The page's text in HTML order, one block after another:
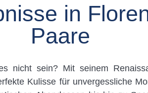
in
Paare
nicht sein? Mit seinem
Kulisse für unvergessliche
akzeptieren